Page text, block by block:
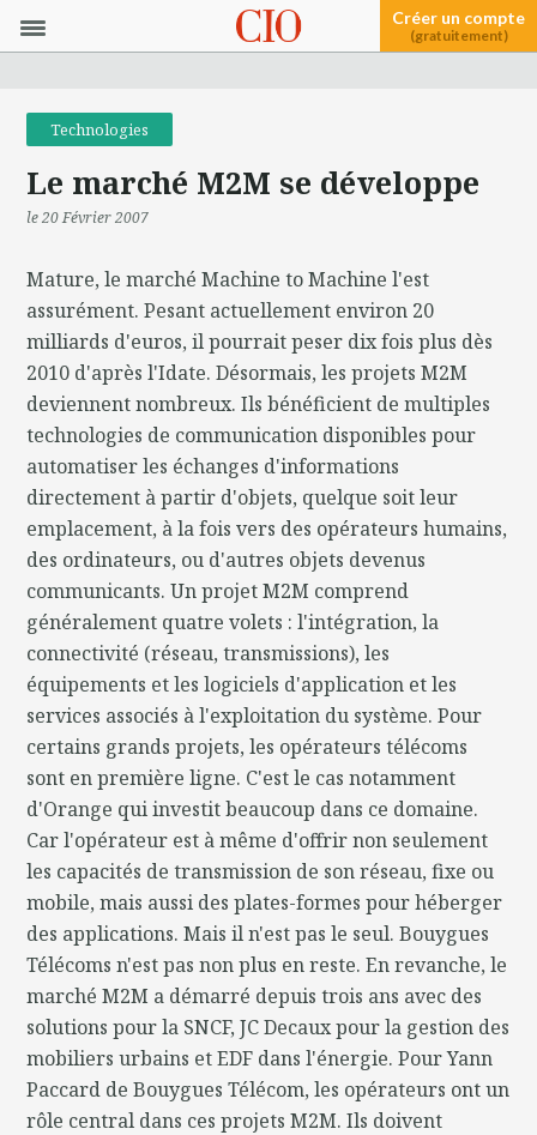
Créer un compte
(gratuitement)
Technologies
Le marché M2M se développe
le 20 Février 2007
Mature, le marché Machine to Machine l'est
assurément. Pesant actuellement environ 20
milliards d'euros, il pourrait peser dix fois plus dès
2010 d'après l'Idate. Désormais, les projets M2M
deviennent nombreux. Ils bénéficient de multiples
technologies de communication disponibles pour
automatiser les échanges d'informations
directement à partir d'objets, quelque soit leur
emplacement, à la fois vers des opérateurs humains,
des ordinateurs, ou d'autres objets devenus
communicants. Un projet M2M comprend
généralement quatre volets : l'intégration, la
connectivité (réseau, transmissions), les
équipements et les logiciels d'application et les
services associés à l'exploitation du système. Pour
certains grands projets, les opérateurs télécoms
sont en première ligne. C'est le cas notamment
d'Orange qui investit beaucoup dans ce domaine.
Car l'opérateur est à même d'offrir non seulement
les capacités de transmission de son réseau, fixe ou
mobile, mais aussi des plates-formes pour héberger
des applications. Mais il n'est pas le seul. Bouygues
Télécoms n'est pas non plus en reste. En revanche, le
marché M2M a démarré depuis trois ans avec des
solutions pour la SNCF, JC Decaux pour la gestion des
mobiliers urbains et EDF dans l'énergie. Pour Yann
Paccard de Bouygues Télécom, les opérateurs ont un
rôle central dans ces projets M2M. Ils doivent